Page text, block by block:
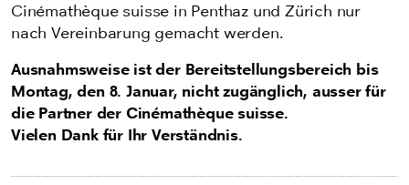
Cinémathèque suisse in Penthaz und Zürich nur
nach Vereinbarung gemacht werden.
Ausnahmsweise ist der Bereitstellungsbereich bis
Montag, den 8. Januar, nicht zugänglich, ausser für
die Partner der Cinémathèque suisse.
Vielen Dank für Ihr Verständnis.